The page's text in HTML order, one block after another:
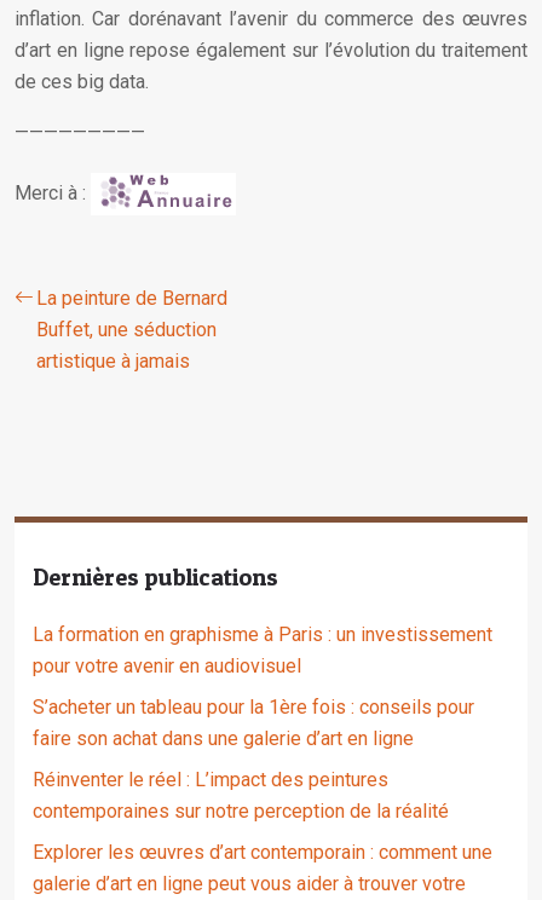
inflation. Car dorénavant l’avenir du commerce des œuvres
d’art en ligne repose également sur l’évolution du traitement
de ces big data.
—————————
Merci à :
La peinture de Bernard
Buffet, une séduction
artistique à jamais
Dernières publications
La formation en graphisme à Paris : un investissement
pour votre avenir en audiovisuel
S’acheter un tableau pour la 1ère fois : conseils pour
faire son achat dans une galerie d’art en ligne
Réinventer le réel : L’impact des peintures
contemporaines sur notre perception de la réalité
Explorer les œuvres d’art contemporain : comment une
galerie d’art en ligne peut vous aider à trouver votre